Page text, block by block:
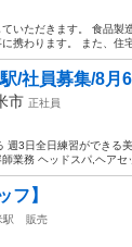
いただきます。 食品製
携わります。 また、住
/社員募集/8月
市 正社員
週3日全日練習ができる
業務 ヘッドスパ,ヘアセ
フ】
駅
販売